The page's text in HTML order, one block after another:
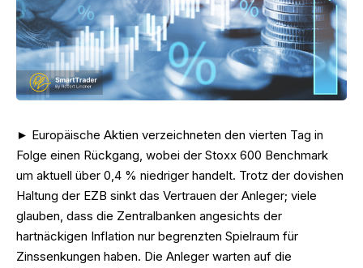
► Europäische Aktien verzeichneten den vierten Tag in
Folge einen Rückgang, wobei der Stoxx 600 Benchmark
um aktuell über 0,4 % niedriger handelt. Trotz der dovishen
Haltung der EZB sinkt das Vertrauen der Anleger; viele
glauben, dass die Zentralbanken angesichts der
hartnäckigen Inflation nur begrenzten Spielraum für
Zinssenkungen haben. Die Anleger warten auf die